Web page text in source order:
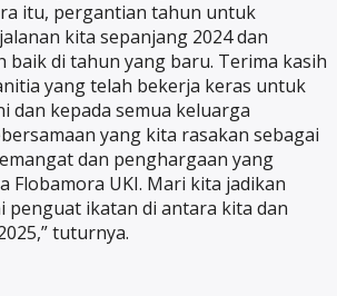
itu, pergantian tahun untuk
kita sepanjang 2024 dan
baik di tahun yang baru. Terima kasih
yang telah bekerja keras untuk
dan kepada semua keluarga
yang kita rasakan sebagai
dan penghargaan yang
Flobamora UKI. Mari kita jadikan
penguat ikatan di antara kita dan
tuturnya.